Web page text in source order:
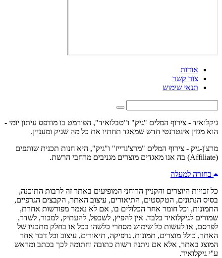
אודות
צור קשר
תנאי שימוש
גיקלואיד - צירוף המלים "גיק" ו"טבלואיד", הפורמט בו מודפס עיתון יומי -
הוא מגזין אינטרנטי חדש שמאגד תחתיו את כל מה שגיק ומעניין.
מרצ'ן-גיק - צירוף המלים "מרצ'נדייז" ו"גיק", היא חנות תכנית שותפים
(Affiliate) בה אנו מאגדים מוצרים מגניבים מרחבי הרשת.
בחזרה למעלה
כל זכויות היוצרים והקניין הרוחני המופיעים באתר זה לרבות התוכנה,
בסיס הנתונים, הטקסטים, התיאורים, עיצוב האתר, הקבצים הגרפיים,
התמונות, וכל חומר אחר הכלולים בו, אם לא נאמר מפורשות אחרת,
שמורים לגיקלואיד בלבד. אין להפיץ, לשכפל, להעתיק, למכור, לשדר,
לפרסם, או לעשות כל שימוש מסחרי כלשהו בכל או בחלק מתכניו של
האתר, כולל מוצרים, תמונות, גרפיקה, תיאורים, עיצוב וכל דבר אחר
המוצג באתר, אלא אם ניתנה רשות כתובה וחתומה לכך בכתב ומראש
ע''י גיקלואיד.